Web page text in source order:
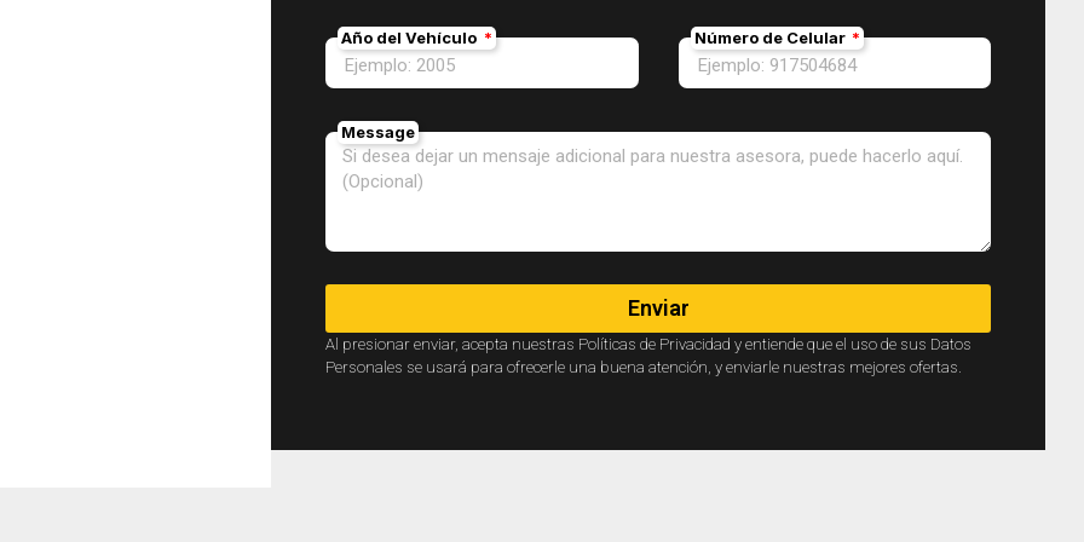
Año del Vehículo Número de Celular
Message
Enviar
Al presionar enviar, acepta nuestras Políticas de Privacidad y entiende que el uso de sus Datos
Personales se usará para ofrecerle una buena atención, y enviarle nuestras mejores ofertas.